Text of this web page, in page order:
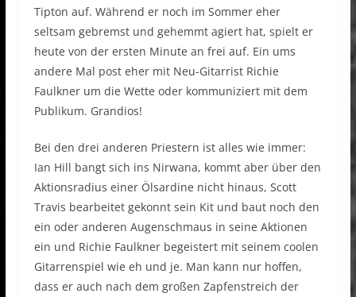
Tipton auf. Während er noch im Sommer eher
seltsam gebremst und gehemmt agiert hat, spielt er
heute von der ersten Minute an frei auf. Ein ums
andere Mal post eher mit Neu-Gitarrist Richie
Faulkner um die Wette oder kommuniziert mit dem
Publikum. Grandios!
Bei den drei anderen Priestern ist alles wie immer:
Ian Hill bangt sich ins Nirwana, kommt aber über den
Aktionsradius einer Ölsardine nicht hinaus, Scott
Travis bearbeitet gekonnt sein Kit und baut noch den
ein oder anderen Augenschmaus in seine Aktionen
ein und Richie Faulkner begeistert mit seinem coolen
Gitarrenspiel wie eh und je. Man kann nur hoffen,
dass er auch nach dem großen Zapfenstreich der